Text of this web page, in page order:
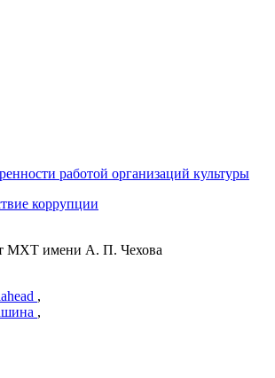
работой организаций культуры
коррупции
МХТ имени А. П. Чехова
,
,